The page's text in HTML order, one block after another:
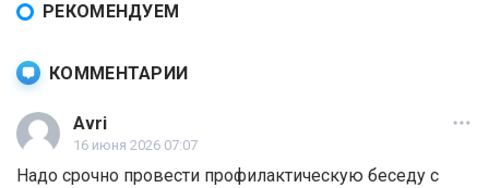
РЕКОМЕНДУЕМ
КОММЕНТАРИИ
Avri
16 июня 2026 07:07
Надо срочно провести профилактическую беседу с